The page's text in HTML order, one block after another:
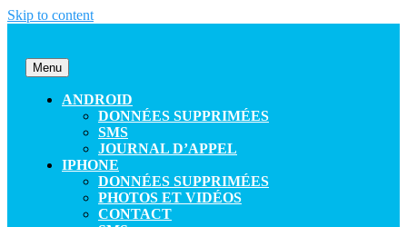
Skip to content
Menu
ANDROID
DONNÉES SUPPRIMÉES
SMS
JOURNAL D’APPEL
IPHONE
DONNÉES SUPPRIMÉES
PHOTOS ET VIDÉOS
CONTACT